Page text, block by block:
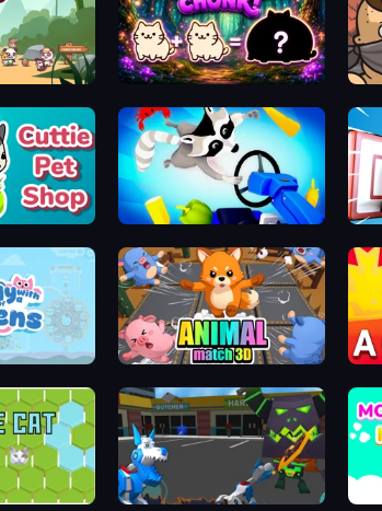
Cattosu Chonk! Cat Merge Game
Raccoon Retail
Cloudy with a Chance of Kittens Animal Match 3D
Robot Dog City Simulator